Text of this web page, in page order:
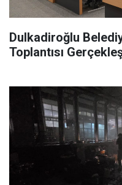
Dulkadiroğlu
Toplantısı